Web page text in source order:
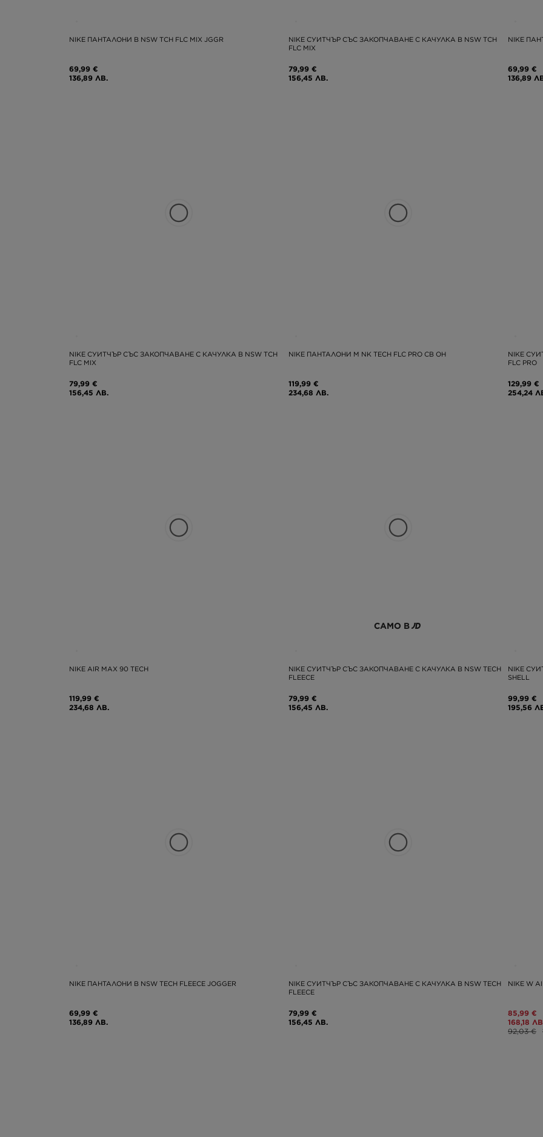
NIKE ПАНТАЛОНИ B NSW TCH FLC MIX JGGR
69,99 €
136,89 ЛВ.
NIKE СУИТЧЪР СЪС ЗАКОПЧАВАНЕ С КАЧУЛКА B NSW TCH
FLC MIX
79,99 €
156,45 ЛВ.
NIKE
69,99 €
136,89
NIKE СУИТЧЪР СЪС ЗАКОПЧАВАНЕ С КАЧУЛКА B NSW TCH
FLC MIX
79,99 €
156,45 ЛВ.
NIKE ПАНТАЛОНИ M NK TECH FLC PRO CB OH
119,99 €
234,68 ЛВ.
NIKE
FLC PRO
129,99 €
254,24
NIKE AIR MAX 90 TECH
119,99 €
234,68 ЛВ.
САМО В
NIKE СУИТЧЪР СЪС ЗАКОПЧАВАНЕ С КАЧУЛКА B NSW TECH
FLEECE
79,99 €
156,45 ЛВ.
NIKE
SHELL
99,99 €
195,56
NIKE ПАНТАЛОНИ B NSW TECH FLEECE JOGGER
69,99 €
136,89 ЛВ.
NIKE СУИТЧЪР СЪС ЗАКОПЧАВАНЕ С КАЧУЛКА B NSW TECH
FLEECE
79,99 €
156,45 ЛВ.
NIKE W
85,99 €
168,18
92,03 €